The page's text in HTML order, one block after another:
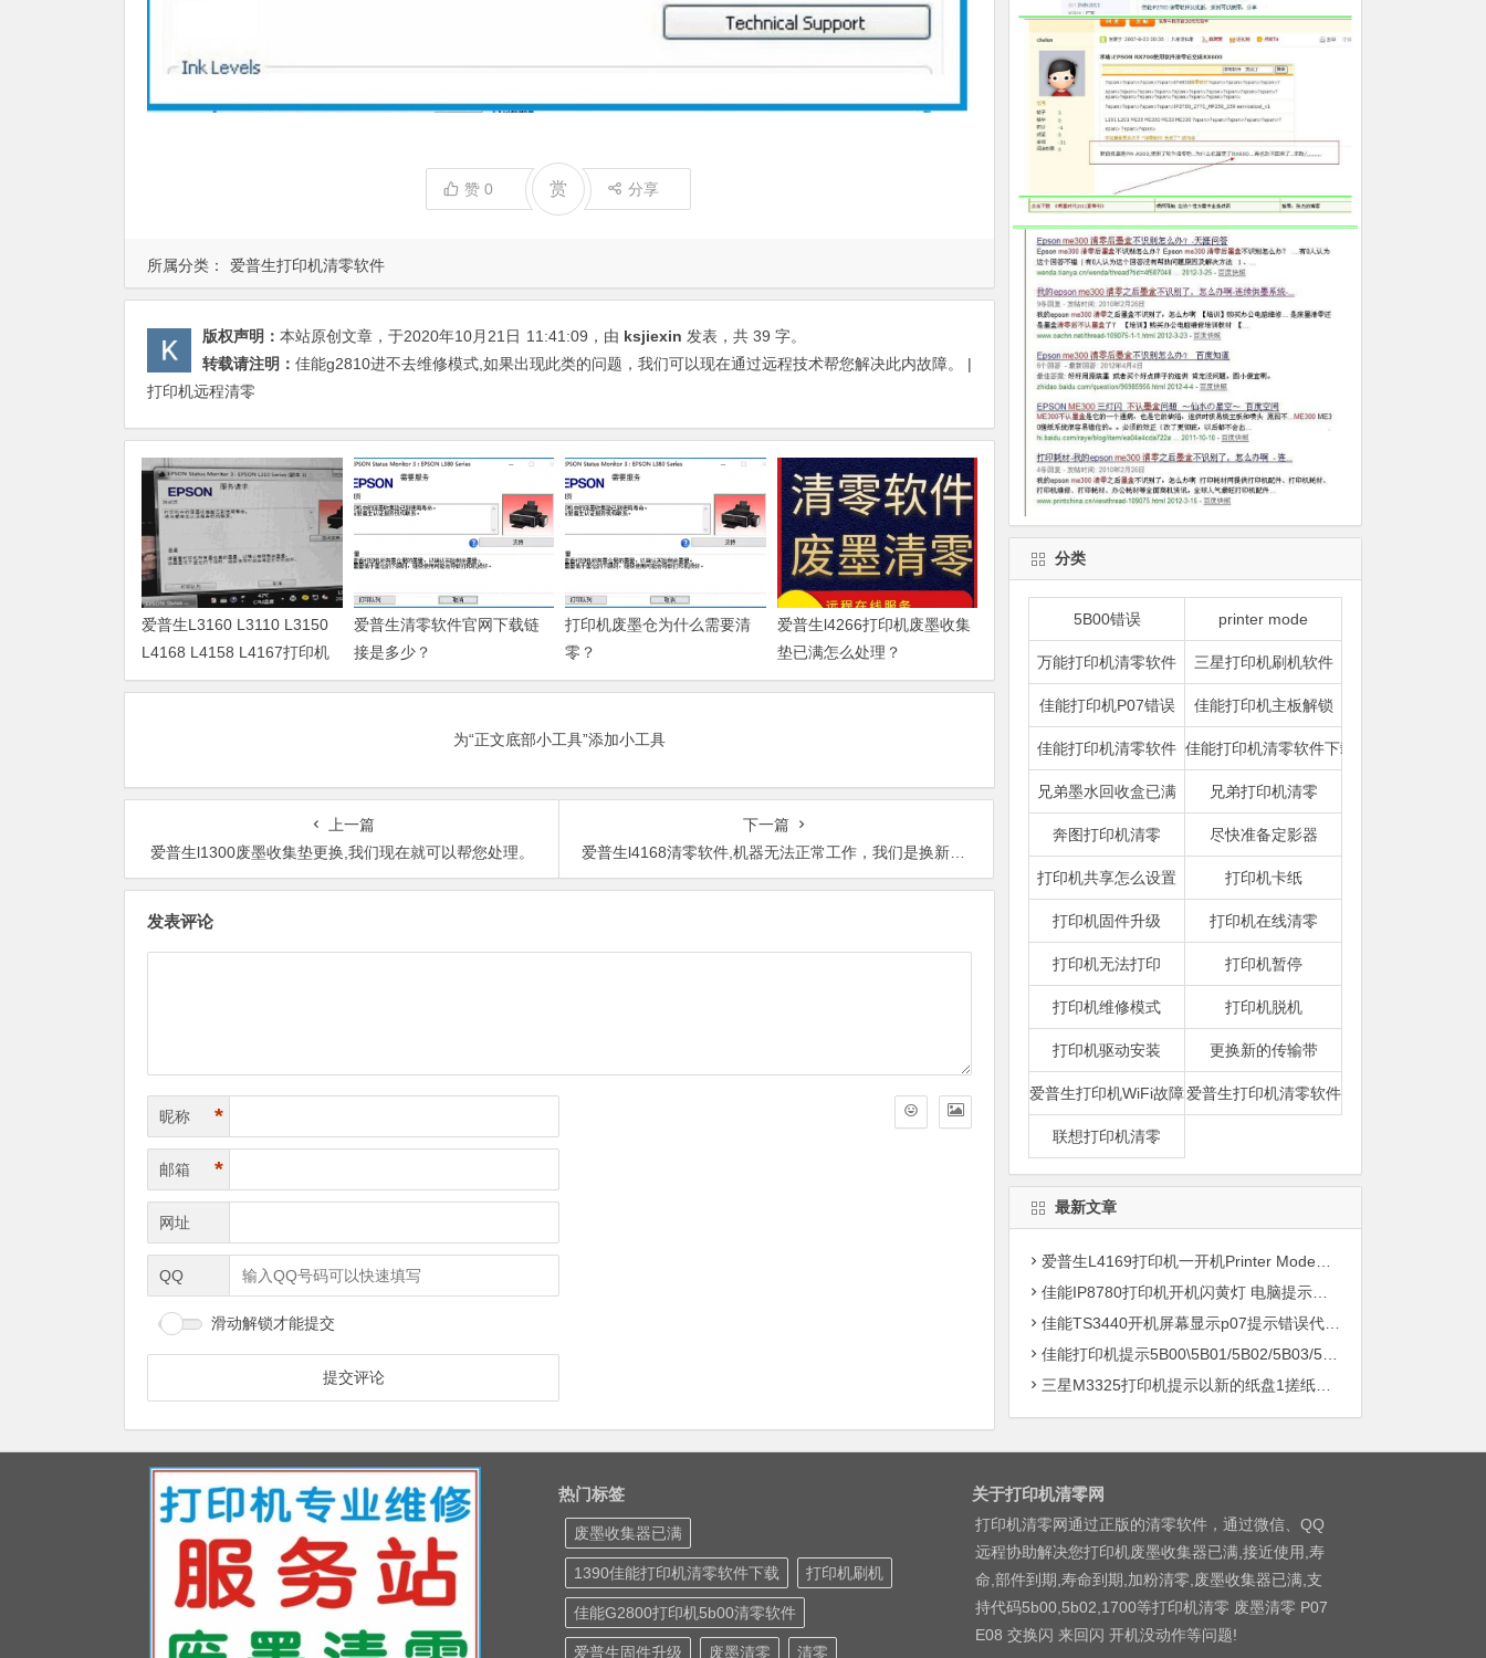
所属分类： 爱普生打印机清零软件
赞 0 赏 分享
版权声明： 本站原创文章，于2020年10月21日 11:41:09 ，由 ksjiexin 发表，共 39 字。
转载请注明： 佳能g2810进不去维修模式,如果出现此类的问题，我们可以现在通过远程技术帮您解决此内故障。 |
打印机远程清零
爱普生L3160 L3110 L3150
L4168 L4158 L4167打印机
废墨清零软件
爱普生清零软件官网下载链
接是多少？
打印机废墨仓为什么需要清
零？
爱普生l4266打印机废墨收集
垫已满怎么处理？
为“正文底部小工具”添加小工具
上一篇
爱普生l1300废墨收集垫更换,我们现在就可以帮您处理。
下一篇
爱普生l4168清零软件,机器无法正常工作，我们是换新的还是需要购买。
发表评论
昵称 *
邮箱 *
网址
QQ
滑动解锁才能提交
分类
5B00错误 printer mode
万能打印机清零软件 三星打印机刷机软件
佳能打印机P07错误 佳能打印机主板解锁
佳能打印机清零软件 佳能打印机清零软件下载
兄弟墨水回收盒已满 兄弟打印机清零
奔图打印机清零 尽快准备定影器
打印机共享怎么设置 打印机卡纸
打印机固件升级 打印机在线清零
打印机无法打印 打印机暂停
打印机维修模式 打印机脱机
打印机驱动安装 更换新的传输带
爱普生打印机WiFi故障爱普生打印机清零软件
联想打印机清零
最新文章
爱普生L4169打印机一开机Printer Mode故障主板维修
佳能IP8780打印机开机闪黄灯 电脑提示错误5B00快速解决方案清零
佳能TS3440开机屏幕显示p07提示错误代码5B00快速解决方案 清零
佳能打印机提示5B00\5B01/5B02/5B03/5B04/5B11/5B12/5B13/5B14/1700/1702/1703/1704
三星M3325打印机提示以新的纸盘1搓纸轮进行更换
热门标签
废墨收集器已满
1390佳能打印机清零软件下载 打印机刷机
佳能G2800打印机5b00清零软件
爱普生固件升级 废墨清零 清零
关于打印机清零网
打印机清零网通过正版的清零软件，通过微信、QQ
远程协助解决您打印机废墨收集器已满,接近使用,寿
命,部件到期,寿命到期,加粉清零,废墨收集器已满,支
持代码5b00,5b02,1700等打印机清零 废墨清零 P07
E08 交换闪 来回闪 开机没动作等问题!